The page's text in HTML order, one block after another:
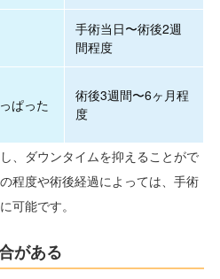
手術当日〜術後2週
間程度
ぱった
術後3週間〜6ヶ月程
度
、ダウンタイムを抑えることがで
程度や術後経過によっては、手術
可能です。
がある